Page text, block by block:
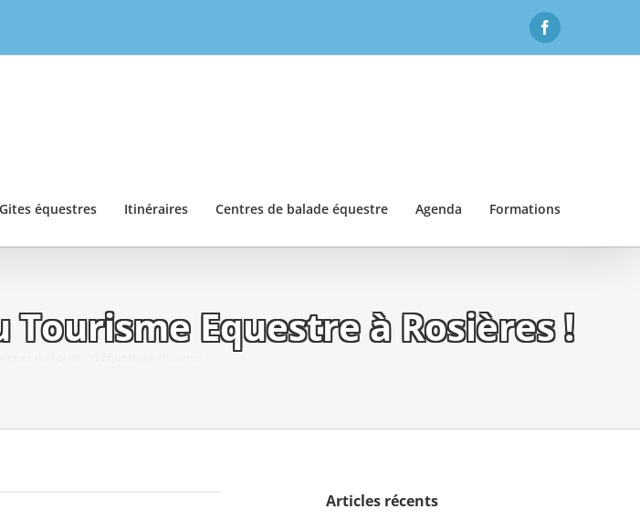
Facebook
Gites équestres Itinéraires Centres de balade équestre Agenda Formations
Equestre à Rosières !
Articles récents